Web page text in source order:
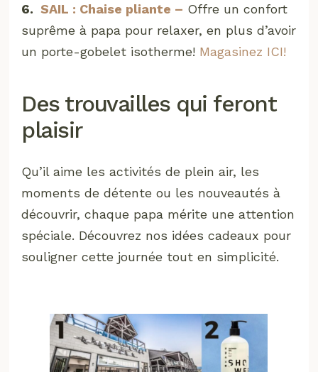
6.SAIL : Chaise pliante – Offre un confort
suprême à papa pour relaxer, en plus d’avoir
un porte-gobelet isotherme! Magasinez ICI!
Des trouvailles qui feront
plaisir
Qu’il aime les activités de plein air, les
moments de détente ou les nouveautés à
découvrir, chaque papa mérite une attention
spéciale. Découvrez nos idées cadeaux pour
souligner cette journée tout en simplicité.